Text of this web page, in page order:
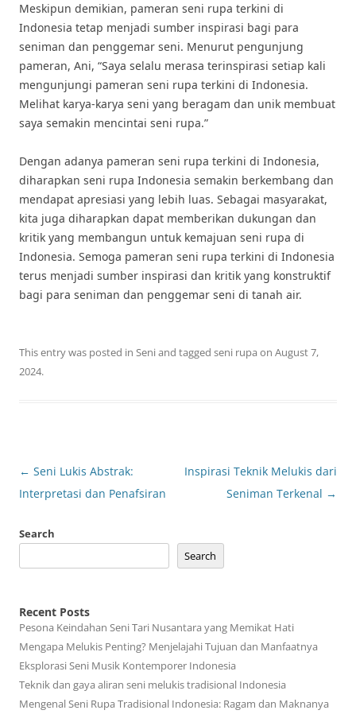
Meskipun demikian, pameran seni rupa terkini di
Indonesia tetap menjadi sumber inspirasi bagi para
seniman dan penggemar seni. Menurut pengunjung
pameran, Ani, “Saya selalu merasa terinspirasi setiap kali
mengunjungi pameran seni rupa terkini di Indonesia.
Melihat karya-karya seni yang beragam dan unik membuat
saya semakin mencintai seni rupa.”
Dengan adanya pameran seni rupa terkini di Indonesia,
diharapkan seni rupa Indonesia semakin berkembang dan
mendapat apresiasi yang lebih luas. Sebagai masyarakat,
kita juga diharapkan dapat memberikan dukungan dan
kritik yang membangun untuk kemajuan seni rupa di
Indonesia. Semoga pameran seni rupa terkini di Indonesia
terus menjadi sumber inspirasi dan kritik yang konstruktif
bagi para seniman dan penggemar seni di tanah air.
This entry was posted in Seniand tagged seni rupa on August 7,
2024.
Post
navigation
← Seni Lukis Abstrak:
Interpretasi dan Penafsiran
Inspirasi Teknik Melukis dari
Seniman Terkenal →
Search
Search
Recent Posts
Pesona Keindahan Seni Tari Nusantara yang Memikat Hati
Mengapa Melukis Penting? Menjelajahi Tujuan dan Manfaatnya
Eksplorasi Seni Musik Kontemporer Indonesia
Teknik dan gaya aliran seni melukis tradisional Indonesia
Mengenal Seni Rupa Tradisional Indonesia: Ragam dan Maknanya